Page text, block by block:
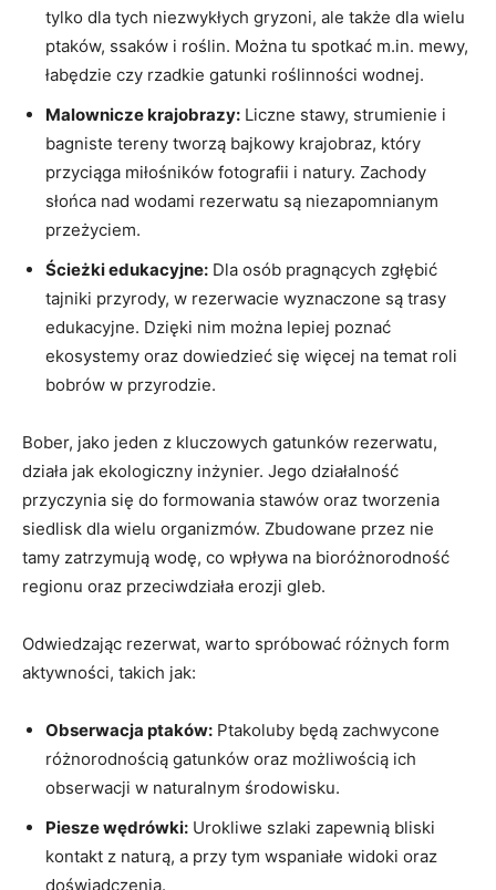
tylko dla tych niezwykłych gryzoni, ale także dla wielu
ptaków, ssaków i roślin. Można tu spotkać m.in. mewy,
łabędzie czy rzadkie gatunki roślinności wodnej.
Malownicze krajobrazy: Liczne stawy, strumienie i
bagniste tereny tworzą bajkowy krajobraz, który
przyciąga miłośników fotografii i natury. Zachody
słońca nad wodami rezerwatu są niezapomnianym
przeżyciem.
Ścieżki edukacyjne: Dla osób pragnących zgłębić
tajniki przyrody, w rezerwacie wyznaczone są trasy
edukacyjne. Dzięki nim można lepiej poznać
ekosystemy oraz dowiedzieć się więcej na temat roli
bobrów w przyrodzie.
Bober, jako jeden z kluczowych gatunków rezerwatu,
działa jak ekologiczny inżynier. Jego działalność
przyczynia się do formowania stawów oraz tworzenia
siedlisk dla wielu organizmów. Zbudowane przez nie
tamy zatrzymują wodę, co wpływa na bioróżnorodność
regionu oraz przeciwdziała erozji gleb.
Odwiedzając rezerwat, warto spróbować różnych form
aktywności, takich jak:
Obserwacja ptaków: Ptakoluby będą zachwycone
różnorodnością gatunków oraz możliwością ich
obserwacji w naturalnym środowisku.
Piesze wędrówki: Urokliwe szlaki zapewnią bliski
kontakt z naturą, a przy tym wspaniałe widoki oraz
doświadczenia.